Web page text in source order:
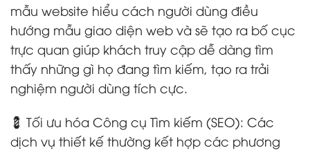
mẫu website hiểu cách người dùng điều
hướng mẫu giao diện web và sẽ tạo ra bố cục
trực quan giúp khách truy cập dễ dàng tìm
thấy những gì họ đang tìm kiếm, tạo ra trải
nghiệm người dùng tích cực.
💈 Tối ưu hóa Công cụ Tìm kiếm (SEO): Các
dịch vụ thiết kế thường kết hợp các phương